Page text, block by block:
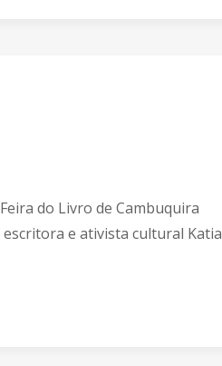
do Livro de Cambuquira
e ativista cultural Katia